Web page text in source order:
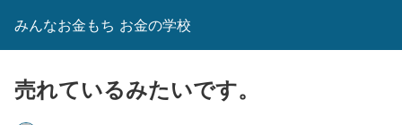
みんなお金もち お金の学校
売れているみたいです。